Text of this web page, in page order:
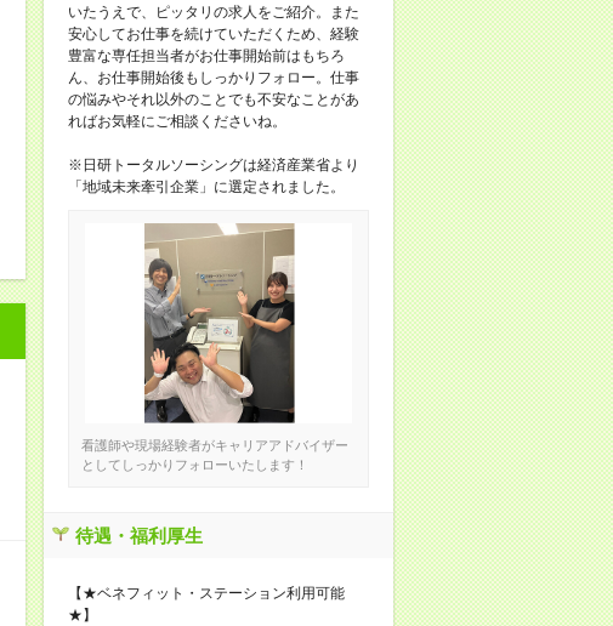
いたうえで、ピッタリの求人をご紹介。また
安心してお仕事を続けていただくため、経験
豊富な専任担当者がお仕事開始前はもちろ
ん、お仕事開始後もしっかりフォロー。仕事
の悩みやそれ以外のことでも不安なことがあ
ればお気軽にご相談くださいね。
※日研トータルソーシングは経済産業省より
「地域未来牽引企業」に選定されました。
看護師や現場経験者がキャリアアドバイザー
としてしっかりフォローいたします！
待遇・福利厚生
【★ベネフィット・ステーション利用可能
★】